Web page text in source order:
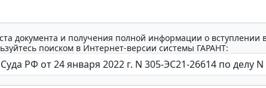
документа и получения полной информации о вступлении
поиском в Интернет-версии системы ГАРАНТ: